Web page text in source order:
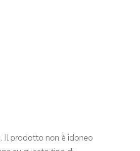
Il prodotto non è idoneo